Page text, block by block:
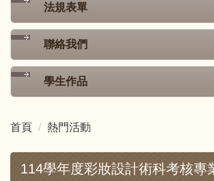
法規表單
聯絡我們
學生作品
首頁 熱門活動
114學年度彩妝設計術科考核專